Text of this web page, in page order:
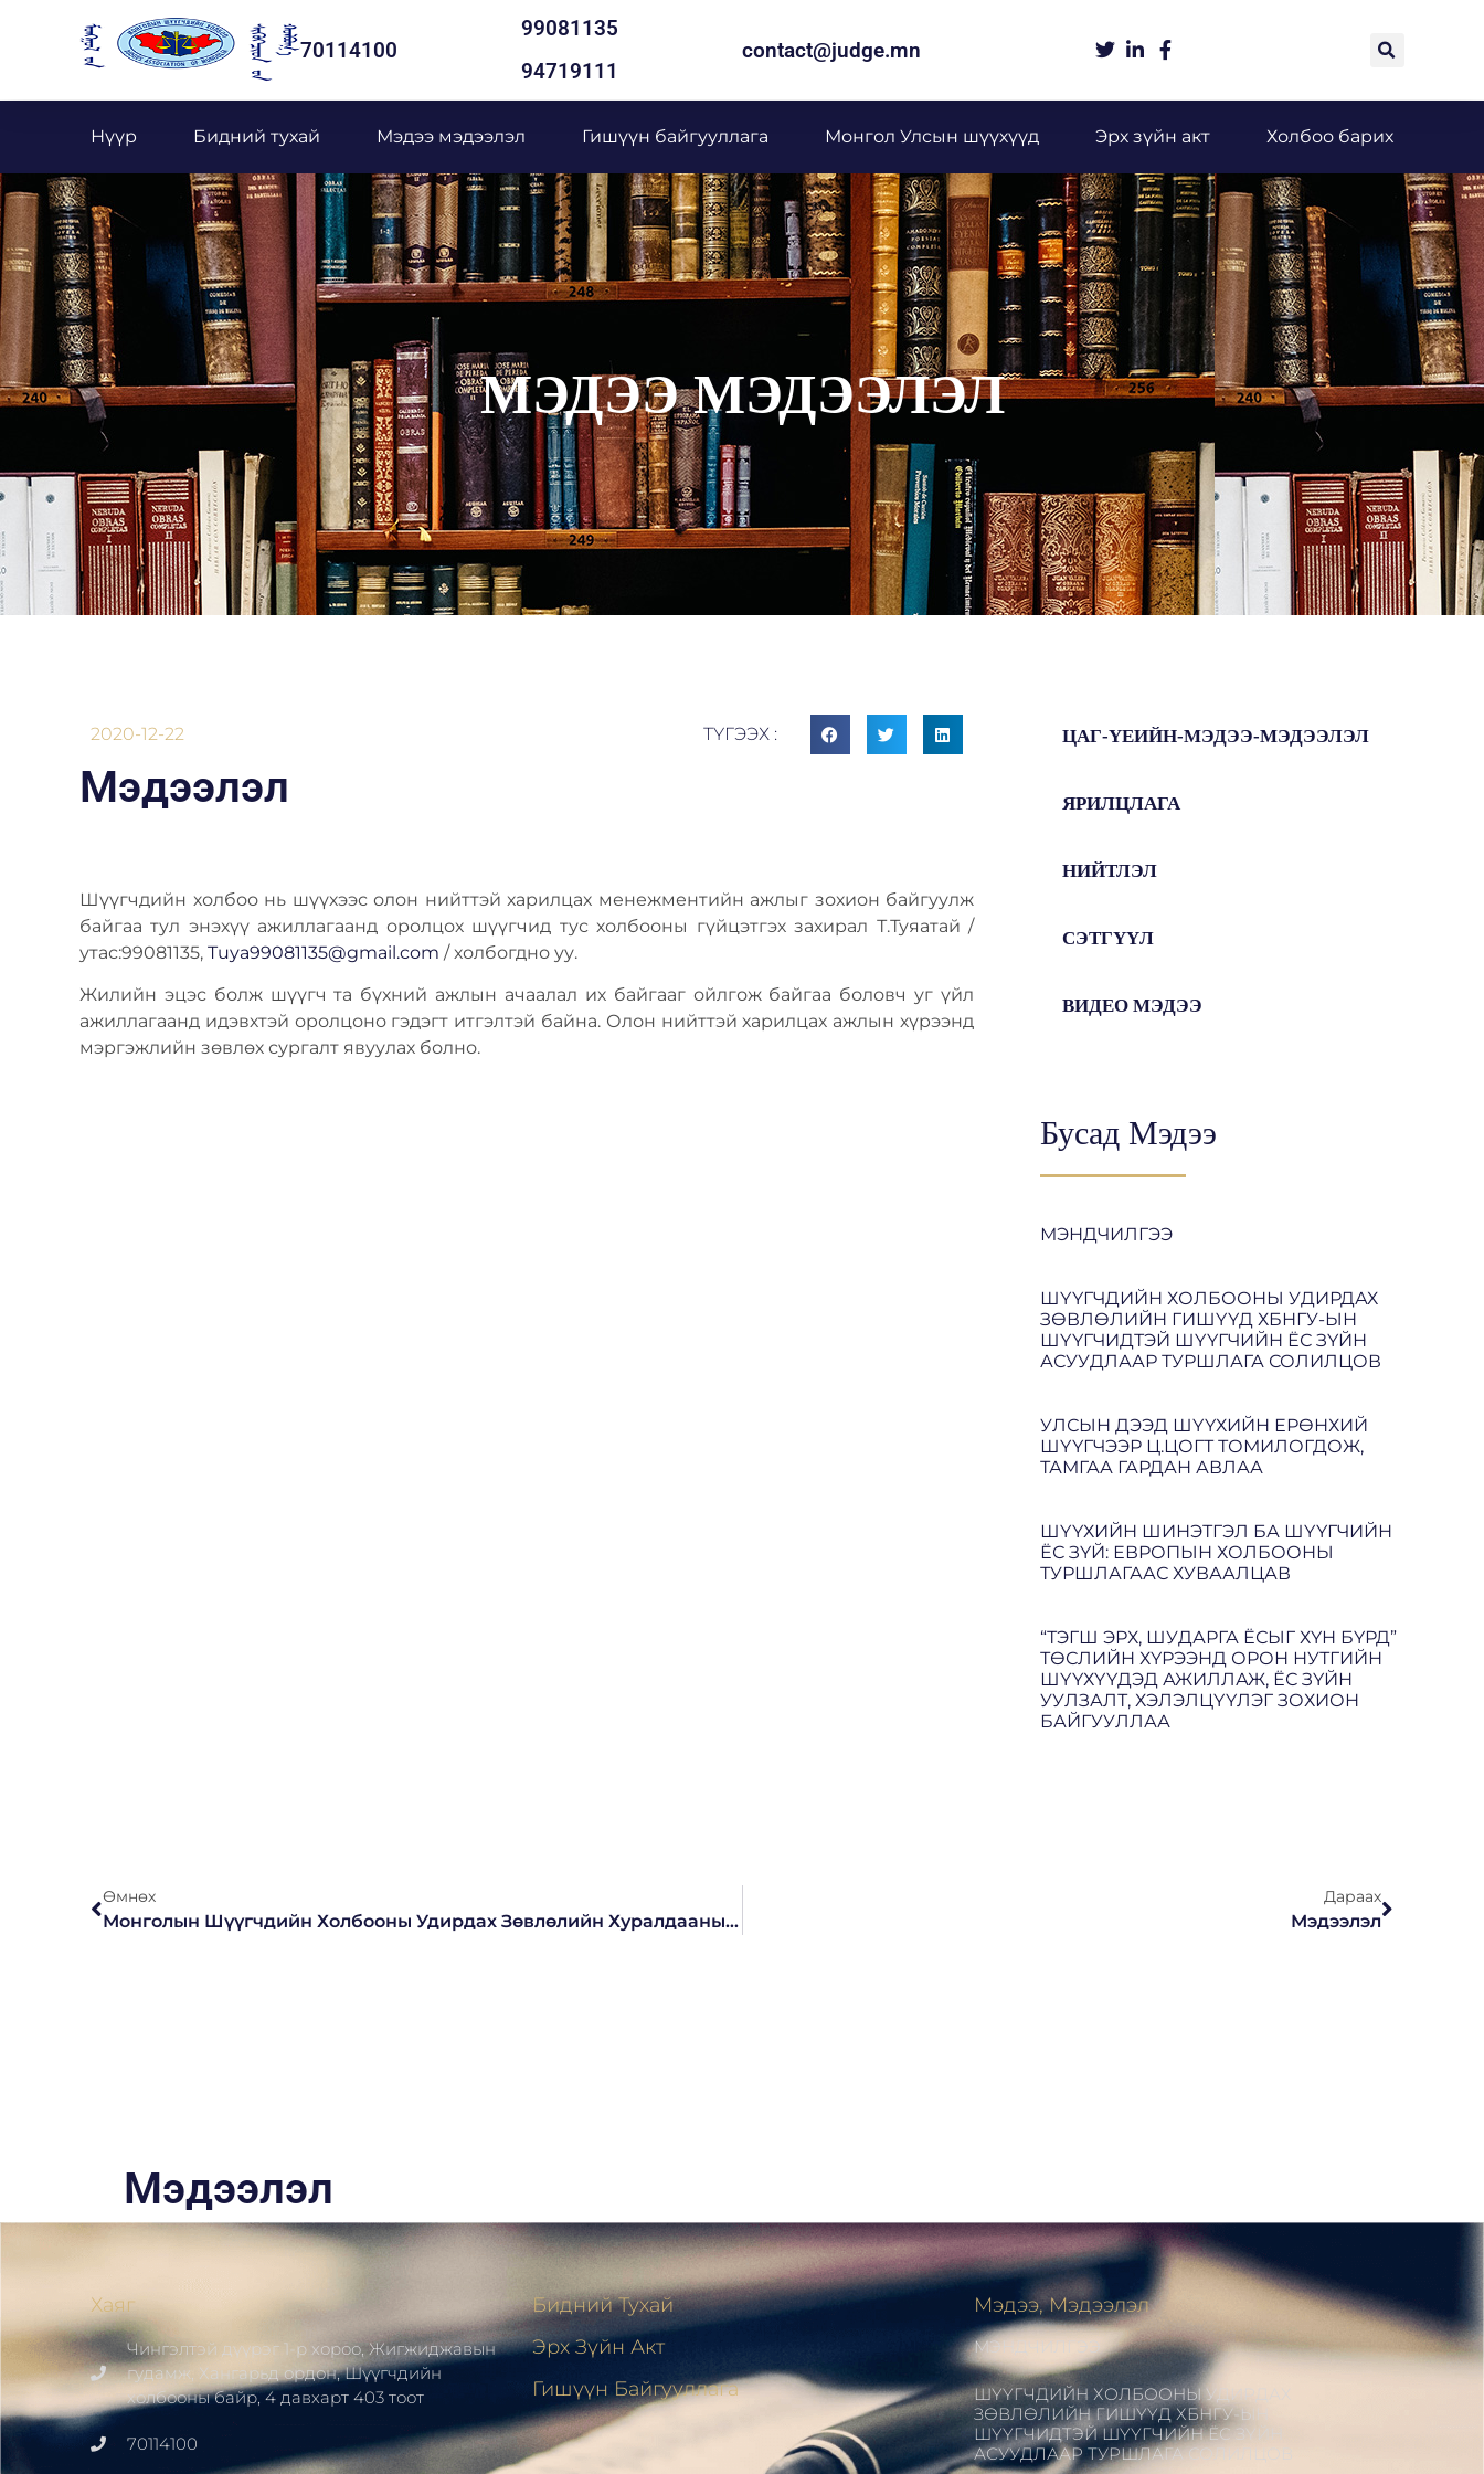
70114100
99081135
94719111
contact@judge.mn
Нүүр Бидний тухай Мэдээ мэдээлэл Гишүүн байгууллага Монгол Улсын шүүхүүд Эрх зүйн акт Холбоо барих
МЭДЭЭ МЭДЭЭЛЭЛ
2020-12-22 ТҮГЭЭХ :
Мэдээлэл
Шүүгчдийн холбоо нь шүүхээс олон нийттэй харилцах менежментийн ажлыг зохион байгуулж
байгаа тул энэхүү ажиллагаанд оролцох шүүгчид тус холбооны гүйцэтгэх захирал Т.Туяатай /
утас:99081135, Tuya99081135@gmail.com / холбогдно уу.
Жилийн эцэс болж шүүгч та бүхний ажлын ачаалал их байгааг ойлгож байгаа боловч уг үйл
ажиллагаанд идэвхтэй оролцоно гэдэгт итгэлтэй байна. Олон нийттэй харилцах ажлын хүрээнд
мэргэжлийн зөвлөх сургалт явуулах болно.
ЦАГ-ҮЕИЙН-МЭДЭЭ-МЭДЭЭЛЭЛ
ЯРИЛЦЛАГА
НИЙТЛЭЛ
СЭТГҮҮЛ
ВИДЕО МЭДЭЭ
Бусад Мэдээ
МЭНДЧИЛГЭЭ
ШҮҮГЧДИЙН ХОЛБООНЫ УДИРДАХ
ЗӨВЛӨЛИЙН ГИШҮҮД ХБНГУ-ЫН
ШҮҮГЧИДТЭЙ ШҮҮГЧИЙН ЁС ЗҮЙН
АСУУДЛААР ТУРШЛАГА СОЛИЛЦОВ
УЛСЫН ДЭЭД ШҮҮХИЙН ЕРӨНХИЙ
ШҮҮГЧЭЭР Ц.ЦОГТ ТОМИЛОГДОЖ,
ТАМГАА ГАРДАН АВЛАА
ШҮҮХИЙН ШИНЭТГЭЛ БА ШҮҮГЧИЙН
ЁС ЗҮЙ: ЕВРОПЫН ХОЛБООНЫ
ТУРШЛАГААС ХУВААЛЦАВ
“ТЭГШ ЭРХ, ШУДАРГА ЁСЫГ ХҮН БҮРД”
ТӨСЛИЙН ХҮРЭЭНД ОРОН НУТГИЙН
ШҮҮХҮҮДЭД АЖИЛЛАЖ, ЁС ЗҮЙН
УУЛЗАЛТ, ХЭЛЭЛЦҮҮЛЭГ ЗОХИОН
БАЙГУУЛЛАА
Өмнөх
Монголын Шүүгчдийн Холбооны Удирдах Зөвлөлийн Хуралдааны Тойм
Дараах
Мэдээлэл
Мэдээлэл
Хаяг
Чингэлтэй дүүрэг 1-р хороо, Жигжиджавын
гудамж, Хангарьд ордон, Шүүгчдийн
холбооны байр, 4 давхарт 403 тоот
70114100
Бидний Тухай
Эрх Зүйн Акт
Гишүүн Байгууллага
Мэдээ, Мэдээлэл
МЭНДЧИЛГЭЭ
ШҮҮГЧДИЙН ХОЛБООНЫ УДИРДАХ
ЗӨВЛӨЛИЙН ГИШҮҮД ХБНГУ-ЫН
ШҮҮГЧИДТЭЙ ШҮҮГЧИЙН ЁС ЗҮЙН
АСУУДЛААР ТУРШЛАГА СОЛИЛЦОВ